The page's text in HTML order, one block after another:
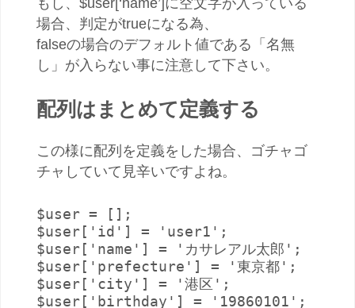
もし、$user[‘name’]に空文字が入っている
場合、判定がtrueになる為、
falseの場合のデフォルト値である「名無
し」が入らない事に注意して下さい。
配列はまとめて定義する
この様に配列を定義をした場合、ゴチャゴ
チャしていて見辛いですよね。
$user = [];
$user['id'] = 'user1';
$user['name'] = 'カサレアル太郎';
$user['prefecture'] = '東京都';
$user['city'] = '港区';
$user['birthday'] = '19860101';